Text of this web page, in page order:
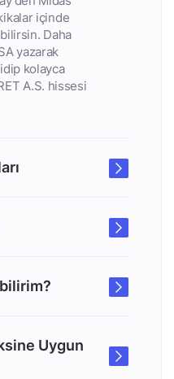
içinde
Daha
yazarak
kolayca
A.S. hissesi
Uygun